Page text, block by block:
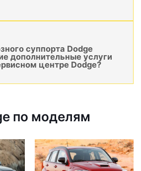
суппорта Dodge
дополнительные услуги
центре Dodge?
по моделям